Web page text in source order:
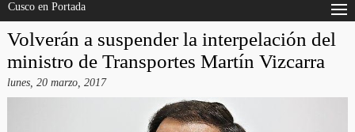
Cusco en Portada
Volverán a suspender la interpelación del
ministro de Transportes Martín Vizcarra
lunes, 20 marzo, 2017